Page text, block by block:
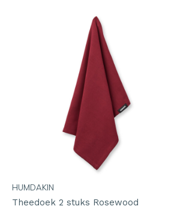
HUMDAKIN
Theedoek 2 stuks Rosewood